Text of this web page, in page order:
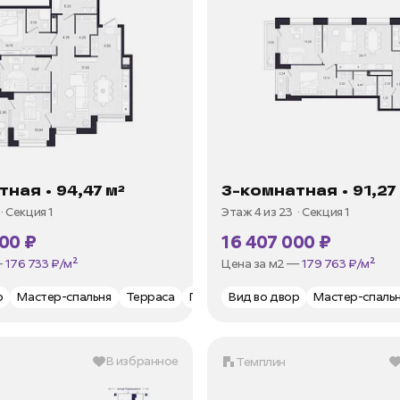
Скидка 35%
Теплая лоджия Окна на 2 стороны Два санузла
• 94,47 м²
Секция 1
₽
от 35 973 ₽/мес
176 733 ₽/м²
Мастер-спальня Терраса Гардеробная Постирочная
3-комнатная • 91,27
Этаж 4 из 23 Секция 1
16 407 000 ₽
В ипотеку —от 35 973 ₽/мес
Цена за м2 —179 763 ₽/м²
Вид во двор Мастер-
В избранное Темплин